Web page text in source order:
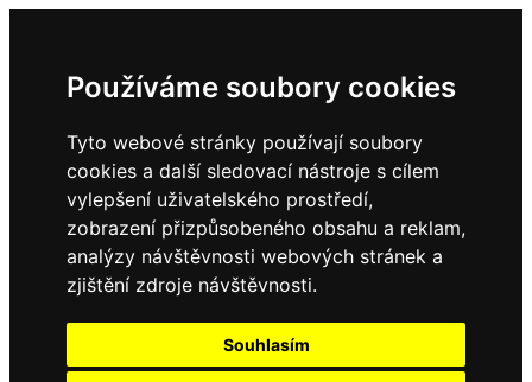
Používáme soubory cookies
Tyto webové stránky používají soubory
cookies a další sledovací nástroje s cílem
vylepšení uživatelského prostředí,
zobrazení přizpůsobeného obsahu a reklam,
analýzy návštěvnosti webových stránek a
zjištění zdroje návštěvnosti.
Souhlasím